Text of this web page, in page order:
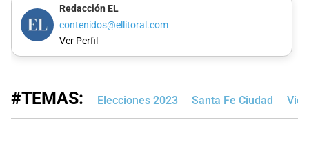
Redacción EL
contenidos@ellitoral.com
Ver Perfil
#TEMAS: Elecciones 2023 Santa Fe Ciudad